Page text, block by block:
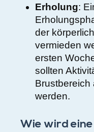
Erholung:
der
vermieden
ersten
sollten
Brustbereich
werden.
Wie wird